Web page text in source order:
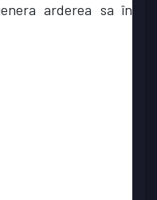
arderea sa în